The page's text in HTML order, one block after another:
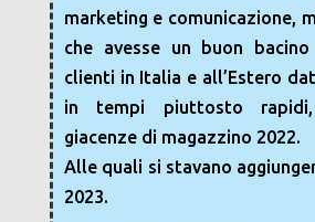
marketing e comunicazione,
che avesse un buon
clienti in Italia e all’Estero
in tempi piuttosto
giacenze di magazzino 2022.
Alle quali si stavano
2023.